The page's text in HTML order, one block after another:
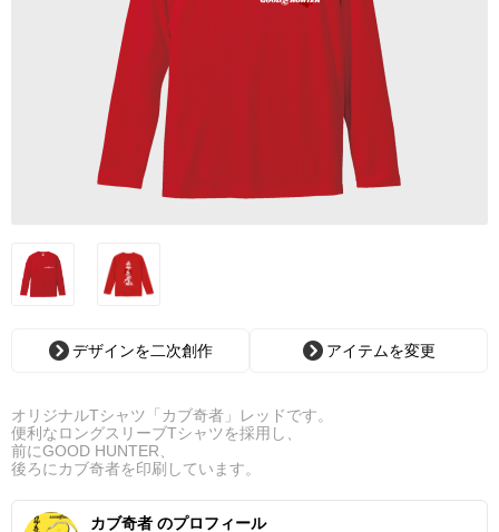
デザインを二次創作 アイテムを変更
オリジナルTシャツ「カブ奇者」レッドです。
便利なロングスリーブTシャツを採用し、
前にGOOD HUNTER、
後ろにカブ奇者を印刷しています。
カブ奇者 のプロフィール